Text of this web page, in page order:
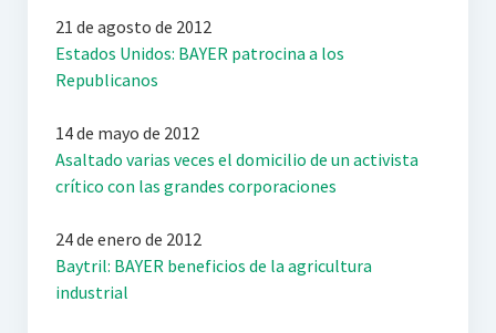
21 de agosto de 2012
Estados Unidos: BAYER patrocina a los
Republicanos
14 de mayo de 2012
Asaltado varias veces el domicilio de un activista
crítico con las grandes corporaciones
24 de enero de 2012
Baytril: BAYER beneficios de la agricultura
industrial